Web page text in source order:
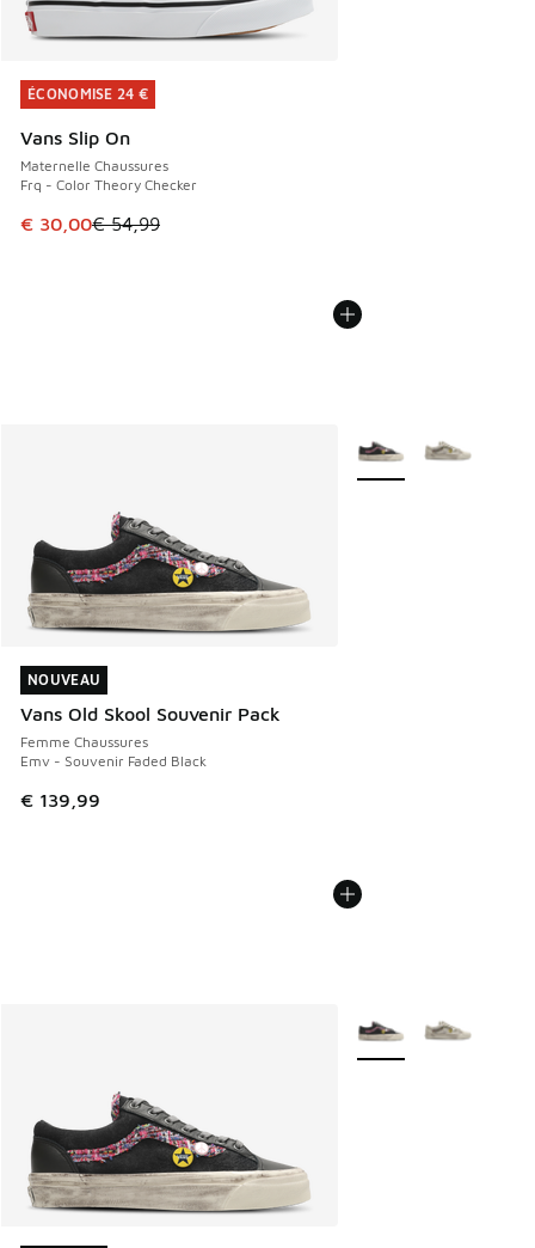
ÉCONOMISE 24 €
Vans Slip On
Maternelle Chaussures
Frq - Color Theory Checker
Cet article est en promotion. Prix en baisse de € 54,99 à
€ 30,00€ 54,99
ÉCONOMISE 24 €
NOUVEAU
Vans Old Skool Souvenir Pack
Femme Chaussures
Emv - Souvenir Faded Black
€ 139,99
NOUVEAU
Plus de couleurs
Plus de couleurs